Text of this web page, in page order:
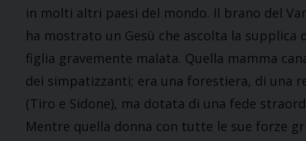
in molti altri paesi del mondo. Il brano del
ha mostrato un Gesù che ascolta la supplica
figlia gravemente malata. Quella mamma
dei simpatizzanti; era una forestiera, di una
(Tiro e Sidone), ma dotata di una fede
Mentre quella donna con tutte le sue forze